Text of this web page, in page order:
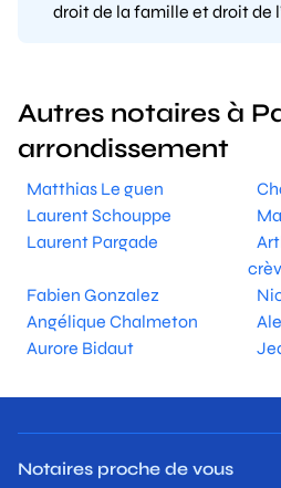
droit de la famille et droit de
Autres notaires à
arrondissement
Matthias Le guen
Laurent Schouppe
Laurent Pargade
Fabien Gonzalez
Angélique Chalmeton
Aurore Bidaut
Notaires proche de vous